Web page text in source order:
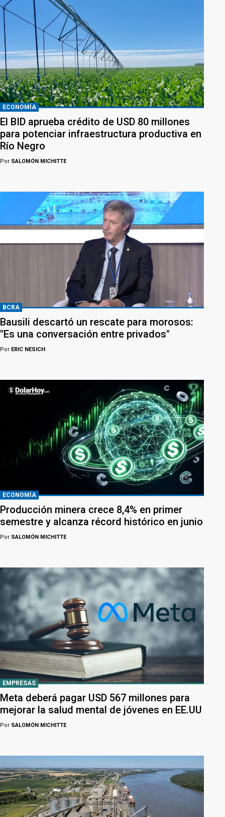
ECONOMÍA
El BID aprueba crédito de USD 80 millones
para potenciar infraestructura productiva en
Río Negro
Por SALOMÓN MICHITTE
BCRA
Bausili descartó un rescate para morosos:
"Es una conversación entre privados"
Por ERIC NESICH
ECONOMÍA
Producción minera crece 8,4% en primer
semestre y alcanza récord histórico en junio
Por SALOMÓN MICHITTE
EMPRESAS
Meta deberá pagar USD 567 millones para
mejorar la salud mental de jóvenes en EE.UU
Por SALOMÓN MICHITTE